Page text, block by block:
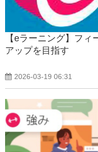
【eラーニング】フ
アップを目指す
2026-03-19 06:31